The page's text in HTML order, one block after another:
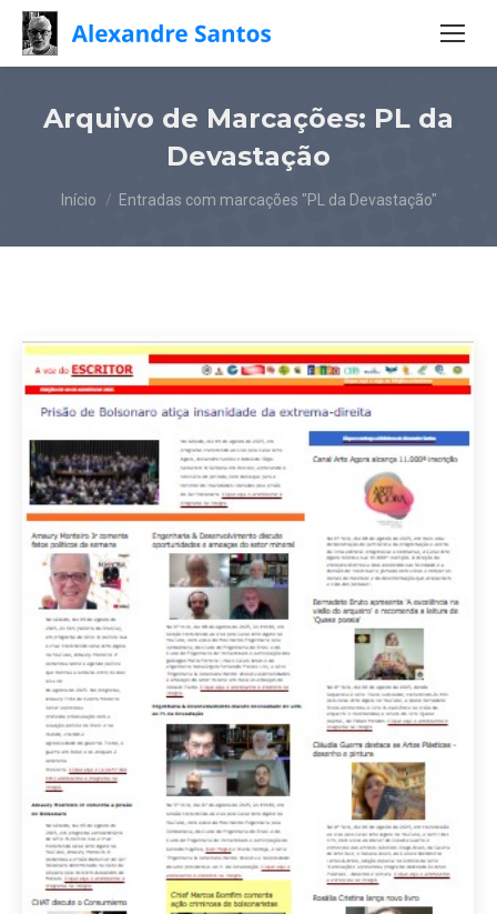
Arquivo de Marcações: PL da
Devastação
Você está aqui:
Início Entradas com marcações "PL da Devastação"